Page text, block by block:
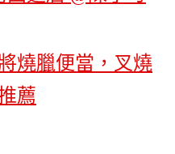
燒臘便當，叉燒
薦